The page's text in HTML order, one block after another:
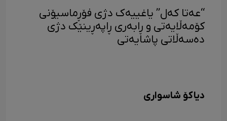
“عەتا کەل” یاغییەک دژی فۆڕماسیۆنی
کۆمەڵایەتی و ڕابەری ڕاپەڕینێک دژی
دەسەڵاتی پاشایەتی
دیاکۆ شاسواری